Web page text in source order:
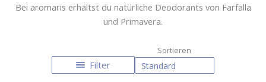
Bei aromaris erhältst du natürliche Deodorants von Farfalla
und Primavera.
Filter